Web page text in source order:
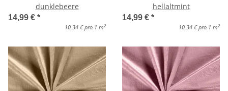
dunklebeere
14,99 € *
10,34 € pro 1 m 2
hellaltmint
14,99 € *
10,34 € pro 1 m 2